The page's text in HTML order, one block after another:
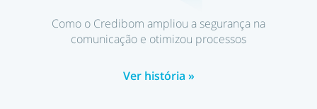
Como o Credibom ampliou a segurança na
comunicação e otimizou processos
Ver história »